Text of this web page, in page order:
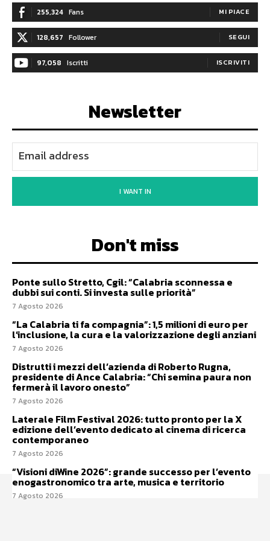
255,324 Fans MI PIACE
128,657 Follower SEGUI
97,058 Iscritti ISCRIVITI
Newsletter
I WANT IN
Don't miss
Ponte sullo Stretto, Cgil: “Calabria sconnessa e
dubbi sui conti. Si investa sulle priorità”
7 Agosto 2026
“La Calabria ti fa compagnia”: 1,5 milioni di euro per
l’inclusione, la cura e la valorizzazione degli anziani
7 Agosto 2026
Distrutti i mezzi dell’azienda di Roberto Rugna,
presidente di Ance Calabria: “Chi semina paura non
fermerà il lavoro onesto”
7 Agosto 2026
Laterale Film Festival 2026: tutto pronto per la X
edizione dell’evento dedicato al cinema di ricerca
contemporaneo
7 Agosto 2026
“Visioni diWine 2026”: grande successo per l’evento
enogastronomico tra arte, musica e territorio
7 Agosto 2026